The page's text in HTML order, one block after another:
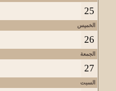
25
الخميس
26
الجمعة
27
السبت